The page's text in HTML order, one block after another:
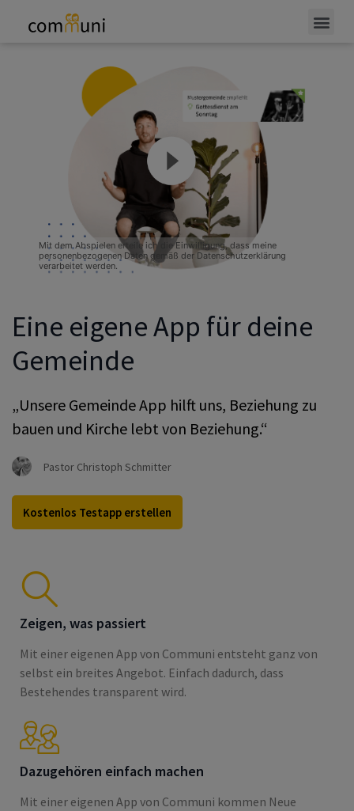
Eine eigene App für deine
Gemeinde
„Unsere Gemeinde App hilft uns, Beziehung zu
bauen und Kirche lebt von Beziehung.“
Pastor Christoph Schmitter
Kostenlos Testapp erstellen
Zeigen, was passiert
Mit einer eigenen App von Communi entsteht ganz von
selbst ein breites Angebot. Einfach dadurch, dass
Bestehendes transparent wird.
Dazugehören einfach machen
Mit einer eigenen App von Communi kommen Neue